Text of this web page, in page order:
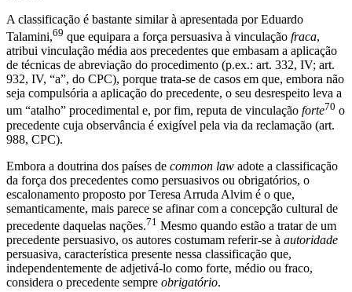
A classificação é bastante similar à apresentada por Eduardo
Talamini,69 que equipara a força persuasiva à vinculação fraca,
atribui vinculação média aos precedentes que embasam a aplicação
de técnicas de abreviação do procedimento (p.ex.: art. 332, IV; art.
932, IV, “a”, do CPC), porque trata-se de casos em que, embora não
seja compulsória a aplicação do precedente, o seu desrespeito leva a
um “atalho” procedimental e, por fim, reputa de vinculação forte70 o
precedente cuja observância é exigível pela via da reclamação (art.
988, CPC).
Embora a doutrina dos países de common law adote a classificação
da força dos precedentes como persuasivos ou obrigatórios, o
escalonamento proposto por Teresa Arruda Alvim é o que,
semanticamente, mais parece se afinar com a concepção cultural de
precedente daquelas nações.71 Mesmo quando estão a tratar de um
precedente persuasivo, os autores costumam referir-se à autoridade
persuasiva, característica presente nessa classificação que,
independentemente de adjetivá-lo como forte, médio ou fraco,
considera o precedente sempre obrigatório.